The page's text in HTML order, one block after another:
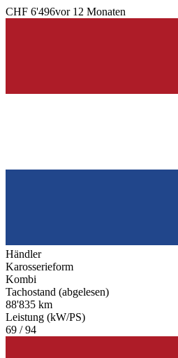
CHF 6'496vor 12 Monaten
Händler
Karosserieform
Kombi
Tachostand (abgelesen)
88'835 km
Leistung (kW/PS)
69 / 94